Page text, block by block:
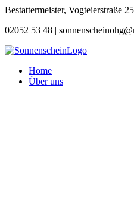
Zum
springen
Bestattermeister, Vogteierstraße
02052 53 48 |
Home
Über uns